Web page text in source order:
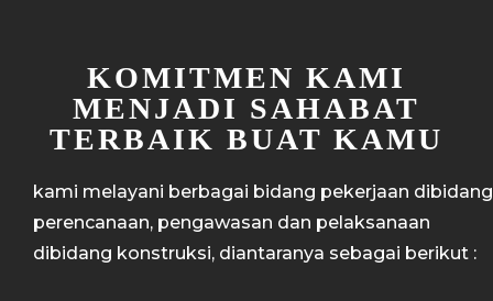
KOMITMEN KAMI
MENJADI SAHABAT
TERBAIK BUAT KAMU
kami melayani berbagai bidang pekerjaan dibidang
perencanaan, pengawasan dan pelaksanaan
dibidang konstruksi, diantaranya sebagai berikut :